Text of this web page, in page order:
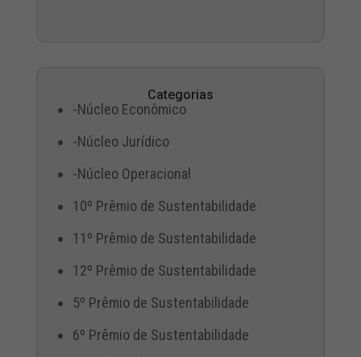
Categorias
-Núcleo Econômico
-Núcleo Jurídico
-Núcleo Operacional
10º Prêmio de Sustentabilidade
11º Prêmio de Sustentabilidade
12º Prêmio de Sustentabilidade
5º Prêmio de Sustentabilidade
6º Prêmio de Sustentabilidade